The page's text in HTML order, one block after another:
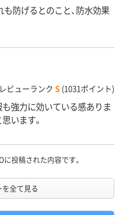
防げるとのこと、防水効果
レビューランク S (1031ポイント)
強力に効いている感ありま
います。
に投稿された内容です。
を全て見る